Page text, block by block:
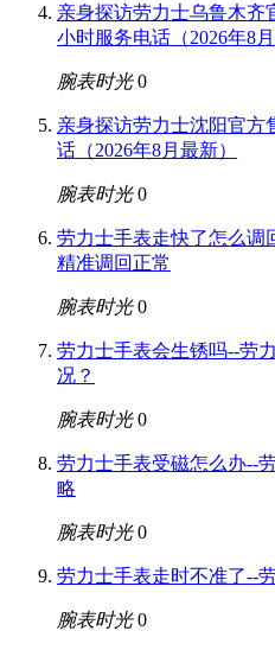
亲身探访劳力士乌鲁木齐
小时服务电话（2026年8月
腕表时光 0
亲身探访劳力士沈阳官方
话（2026年8月最新）
腕表时光 0
劳力士手表走快了怎么调
精准调回正常
腕表时光 0
劳力士手表会生锈吗--劳
况？
腕表时光 0
劳力士手表受磁怎么办--
略
腕表时光 0
劳力士手表走时不准了--
腕表时光 0